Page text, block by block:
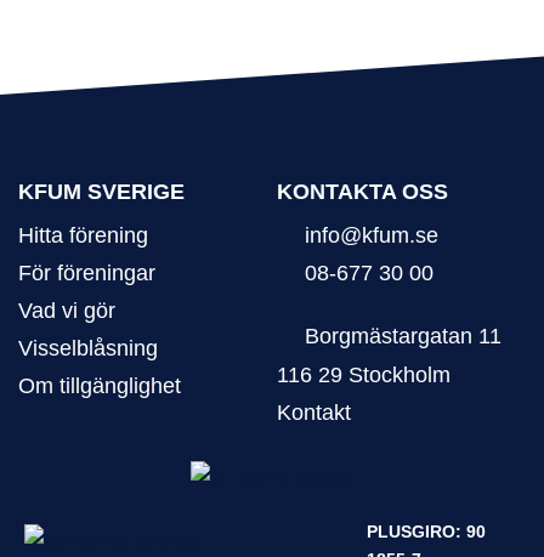
KFUM SVERIGE
Hitta förening
För föreningar
Vad vi gör
Visselblåsning
Om tillgänglighet
KONTAKTA OSS
info@kfum.se
08-677 30 00
Borgmästargatan 11
116 29 Stockholm
Kontakt
PLUSGIRO: 90